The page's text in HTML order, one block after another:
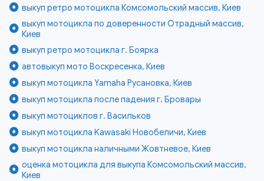
выкуп ретро мотоцикла Комсомольский массив, Киев
выкуп мотоцикла по доверенности Отрадный массив,
Киев
выкуп ретро мотоцикла г. Боярка
автовыкуп мото Воскресенка, Киев
выкуп мотоцикла Yamaha Русановка, Киев
выкуп мотоцикла после падения г. Бровары
выкуп мотоциклов г. Васильков
выкуп мотоцикла Kawasaki Новобеличи, Киев
выкуп мотоцикла наличными Жовтневое, Киев
оценка мотоцикла для выкупа Комсомольский массив,
Киев